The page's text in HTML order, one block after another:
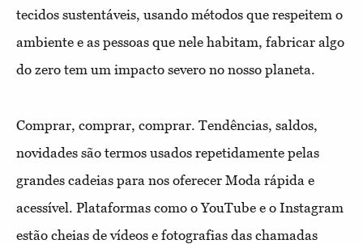
tecidos sustentáveis, usando métodos que respeitem o
ambiente e as pessoas que nele habitam, fabricar algo
do zero tem um impacto severo no nosso planeta.
Comprar, comprar, comprar. Tendências, saldos,
novidades são termos usados repetidamente pelas
grandes cadeias para nos oferecer Moda rápida e
acessível. Plataformas como o YouTube e o Instagram
estão cheias de vídeos e fotografias das chamadas